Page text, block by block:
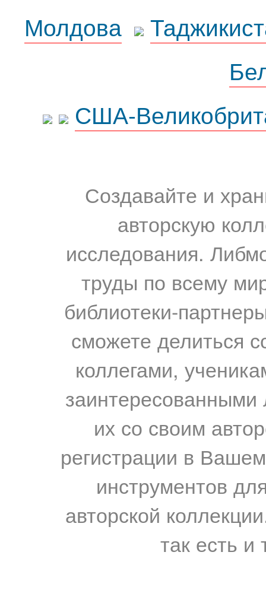
Молдова
США-
Создавайте и
авторскую
исследования.
труды по всему
библиотеки-
сможете делиться
коллегами,
их со своим
регистрации в
инструментов
авторской
так есть и